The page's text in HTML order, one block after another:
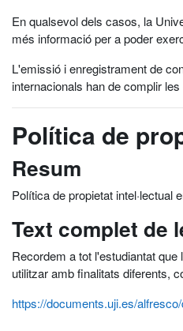
En qualsevol dels casos, la
més informació per a poder
L'emissió i enregistrament de
internacionals han de complir
Política de
Resum
Política de propietat intel·lectual
Text complet de
Recordem a tot l'estudiantat
utilitzar amb finalitats diferents,
https://documents.uji.es/